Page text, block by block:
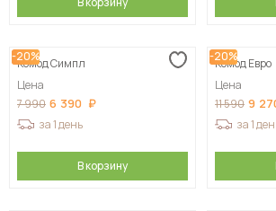
-20%
Комод Симпл
Цена
7 990 6 390
за 1 день
В корзину
-20%
Комод Евро
Цена
11 590 9
за 1